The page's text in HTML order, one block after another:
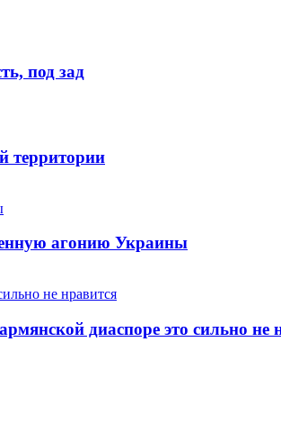
под зад
территории
агонию Украины
диаспоре это сильно не